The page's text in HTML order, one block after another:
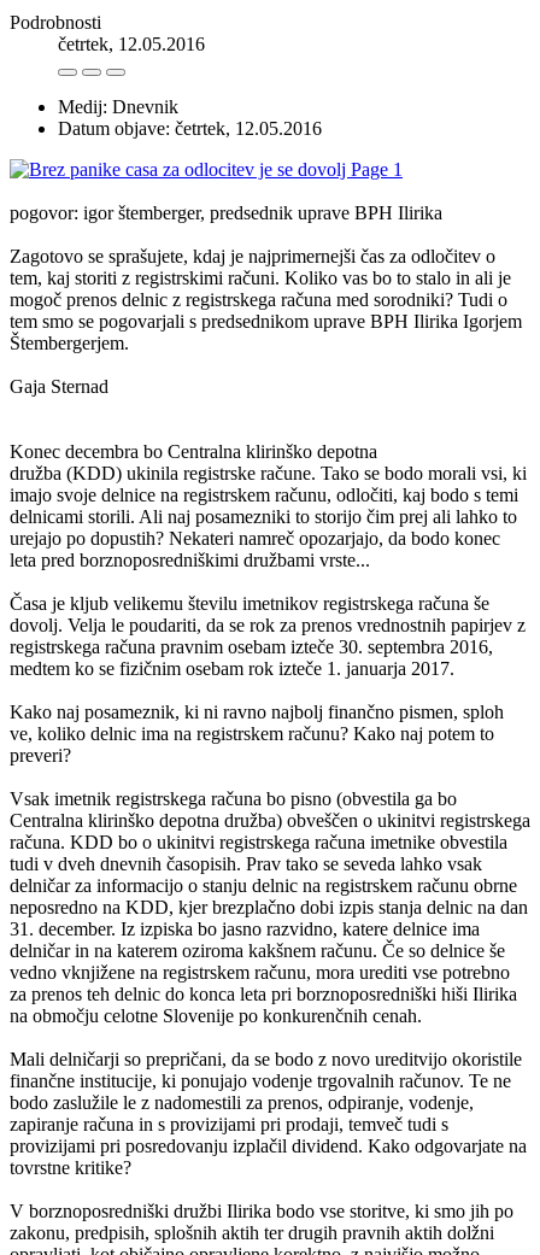
Podrobnosti
četrtek, 12.05.2016
Medij: Dnevnik
Datum objave: četrtek, 12.05.2016
pogovor: igor štemberger, predsednik uprave BPH Ilirika
Zagotovo se sprašujete, kdaj je najprimernejši čas za odločitev o
tem, kaj storiti z registrskimi računi. Koliko vas bo to stalo in ali je
mogoč prenos delnic z registrskega računa med sorodniki? Tudi o
tem smo se pogovarjali s predsednikom uprave BPH Ilirika Igorjem
Štembergerjem.
Gaja Sternad
Konec decembra bo Centralna klirinško depotna
družba (KDD) ukinila registrske račune. Tako se bodo morali vsi, ki
imajo svoje delnice na registrskem računu, odločiti, kaj bodo s temi
delnicami storili. Ali naj posamezniki to storijo čim prej ali lahko to
urejajo po dopustih? Nekateri namreč opozarjajo, da bodo konec
leta pred borznoposredniškimi družbami vrste...
Časa je kljub velikemu številu imetnikov registrskega računa še
dovolj. Velja le poudariti, da se rok za prenos vrednostnih papirjev z
registrskega računa pravnim osebam izteče 30. septembra 2016,
medtem ko se fizičnim osebam rok izteče 1. januarja 2017.
Kako naj posameznik, ki ni ravno najbolj finančno pismen, sploh
ve, koliko delnic ima na registrskem računu? Kako naj potem to
preveri?
Vsak imetnik registrskega računa bo pisno (obvestila ga bo
Centralna klirinško depotna družba) obveščen o ukinitvi registrskega
računa. KDD bo o ukinitvi registrskega računa imetnike obvestila
tudi v dveh dnevnih časopisih. Prav tako se seveda lahko vsak
delničar za informacijo o stanju delnic na registrskem računu obrne
neposredno na KDD, kjer brezplačno dobi izpis stanja delnic na dan
31. december. Iz izpiska bo jasno razvidno, katere delnice ima
delničar in na katerem oziroma kakšnem računu. Če so delnice še
vedno vknjižene na registrskem računu, mora urediti vse potrebno
za prenos teh delnic do konca leta pri borznoposredniški hiši Ilirika
na območju celotne Slovenije po konkurenčnih cenah.
Mali delničarji so prepričani, da se bodo z novo ureditvijo okoristile
finančne institucije, ki ponujajo vodenje trgovalnih računov. Te ne
bodo zaslužile le z nadomestili za prenos, odpiranje, vodenje,
zapiranje računa in s provizijami pri prodaji, temveč tudi s
provizijami pri posredovanju izplačil dividend. Kako odgovarjate na
tovrstne kritike?
V borznoposredniški družbi Ilirika bodo vse storitve, ki smo jih po
zakonu, predpisih, splošnih aktih ter drugih pravnih aktih dolžni